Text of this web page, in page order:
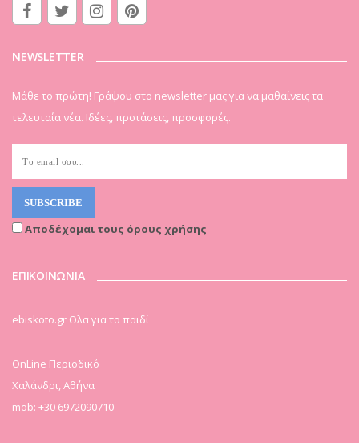
NEWSLETTER
Μάθε το πρώτη! Γράψου στο newsletter μας για να μαθαίνεις τα
τελευταία νέα. Ιδέες, προτάσεις, προσφορές.
Αποδέχομαι τους όρους χρήσης
ΕΠΙΚΟΙΝΩΝΙΑ
ebiskoto.gr Ολα για το παιδί
OnLine Περιοδικό
Χαλάνδρι, Αθήνα
mob: +30 6972090710